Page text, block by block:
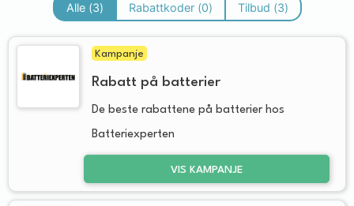
Alle (3) Rabattkoder (0) Tilbud (3)
Kampanje
Rabatt på batterier
De beste rabattene på batterier hos
Batteriexperten
VIS KAMPANJE